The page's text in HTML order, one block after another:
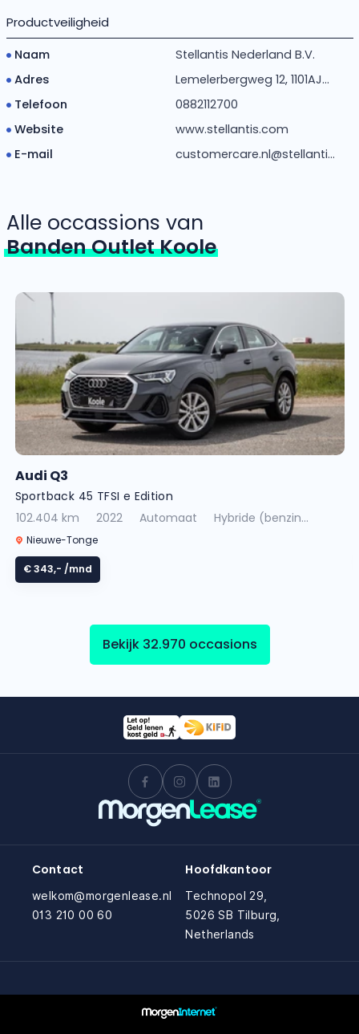
Productveiligheid
Naam
Stellantis Nederland B.V.
Adres
Lemelerbergweg 12, 1101AJ...
Telefoon
0882112700
Website
www.stellantis.com
E-mail
customercare.nl@stellanti...
Alle occassions van
Banden Outlet Koole
Audi Q3
Sportback 45 TFSI e Edition
102.404 km
2022 Automaat Hybride (benzin...
Nieuwe-Tonge
€ 343,- /mnd
Bekijk 32.970 occasions
Contact
welkom@morgenlease.nl
013 210 00 60
Hoofdkantoor
Technopol 29,
5026 SB Tilburg,
Netherlands